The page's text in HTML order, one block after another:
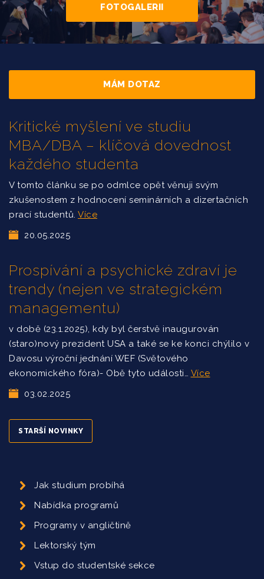
FOTOGALERII
MÁM DOTAZ
Kritické myšlení ve studiu
MBA/DBA – klíčová dovednost
každého studenta
V tomto článku se po odmlce opět věnuji svým
zkušenostem z hodnocení seminárních a dizertačních
prací studentů. Více
20.05.2025
Prospívání a psychické zdraví je
trendy (nejen ve strategickém
managementu)
v době (23.1.2025), kdy byl čerstvě inaugurován
(staro)nový prezident USA a také se ke konci chýlilo v
Davosu výroční jednání WEF (Světového
ekonomického fóra)- Obě tyto události… Více
03.02.2025
STARŠÍ NOVINKY
Jak studium probíhá
Nabídka programů
Programy v angličtině
Lektorský tým
Vstup do studentské sekce